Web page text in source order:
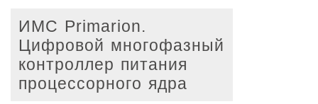
ИМС Primarion.
Цифровой многофазный
контроллер питания
процессорного ядра